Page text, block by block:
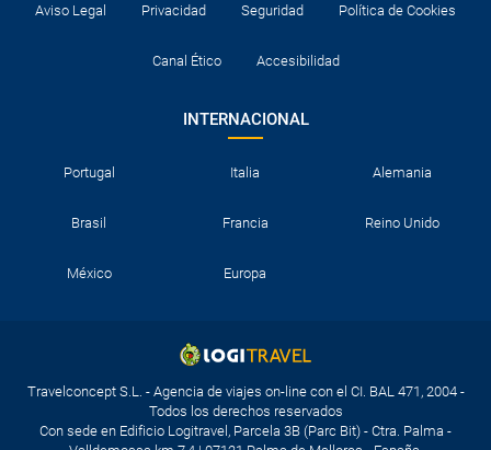
Aviso Legal Privacidad Seguridad Política de Cookies
Canal Ético Accesibilidad
INTERNACIONAL
Portugal Italia Alemania
Brasil Francia Reino Unido
México Europa
Travelconcept S.L. - Agencia de viajes on-line con el CI. BAL 471, 2004 -
Todos los derechos reservados
Con sede en Edificio Logitravel, Parcela 3B (Parc Bit) - Ctra. Palma -